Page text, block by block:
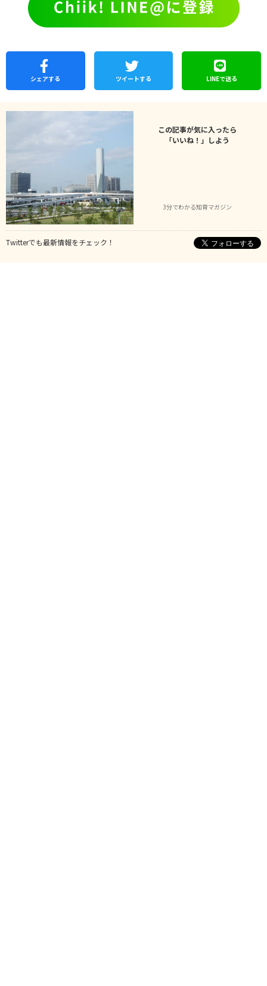
シェアする ツイートする LINEで送る
この記事が気に入ったら
「いいね！」しよう
3分でわかる知育マガジン
Twitterでも最新情報をチェック！